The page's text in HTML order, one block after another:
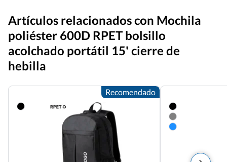
Artículos relacionados con Mochila
poliéster 600D RPET bolsillo
acolchado portátil 15' cierre de
hebilla
Recomendado